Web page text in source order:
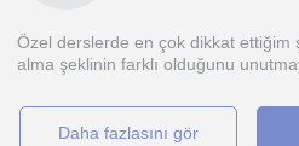
Özel derslerde en çok dikkat ettiğim
alma şeklinin farklı olduğunu
daha fazlasını gör